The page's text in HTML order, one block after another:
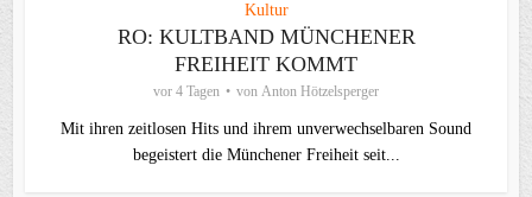
Kultur
RO: KULTBAND MÜNCHENER
FREIHEIT KOMMT
vor 4 Tagen von Anton Hötzelsperger
Mit ihren zeitlosen Hits und ihrem unverwechselbaren Sound
begeistert die Münchener Freiheit seit...